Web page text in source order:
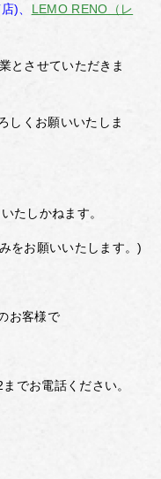
)、 LEMO RENO（レ
とさせていただきま
しくお願いいたしま
たしかねます。
をお願いいたします。)
お客様で
でお電話ください。